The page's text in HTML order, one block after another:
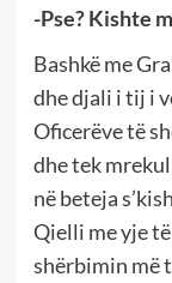
-Pse? Kishte
Bashkë me
dhe djali i tij i
Oficerëve të
dhe tek
në beteja
Qielli me yje
shërbimin më